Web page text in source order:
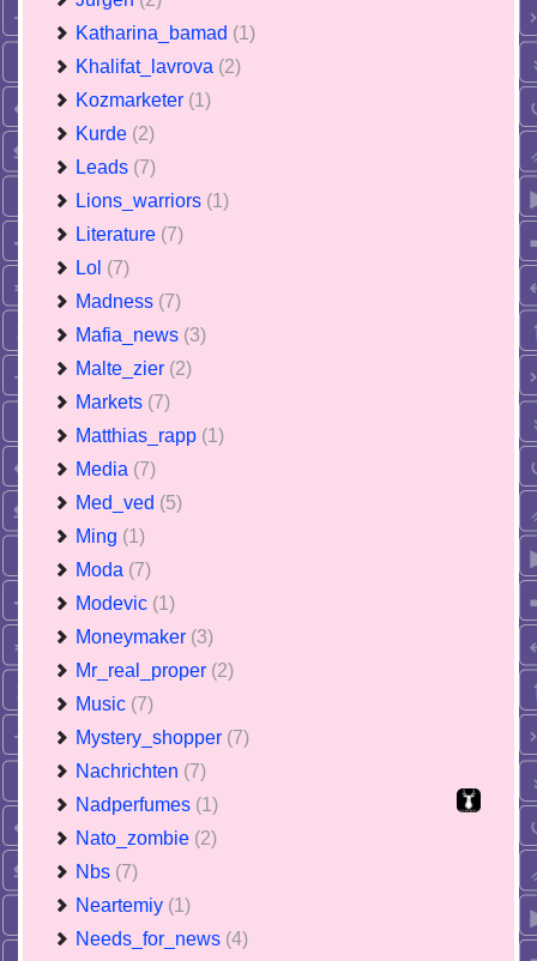
Katharina_bamad (1)
Khalifat_lavrova (2)
Kozmarketer (1)
Kurde (2)
Leads (7)
Lions_warriors (1)
Literature (7)
Lol (7)
Madness (7)
Mafia_news (3)
Malte_zier (2)
Markets (7)
Matthias_rapp (1)
Media (7)
Med_ved (5)
Ming (1)
Moda (7)
Modevic (1)
Moneymaker (3)
Mr_real_proper (2)
Music (7)
Mystery_shopper (7)
Nachrichten (7)
Nadperfumes (1)
Nato_zombie (2)
Nbs (7)
Neartemiy (1)
Needs_for_news (4)